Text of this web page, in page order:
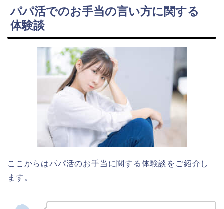
パパ活でのお手当の言い方に関する
体験談
ここからはパパ活のお手当に関する体験談をご紹介し
ます。